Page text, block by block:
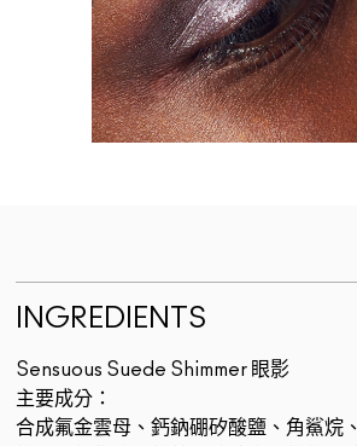
INGREDIENTS
Sensuous Suede Shimmer 眼影
主要成分：
合成氟金雲母、鈣鈉硼矽酸鹽、角鯊烷